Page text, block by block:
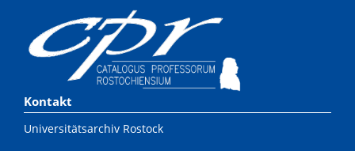
Kontakt
Universitätsarchiv Rostock